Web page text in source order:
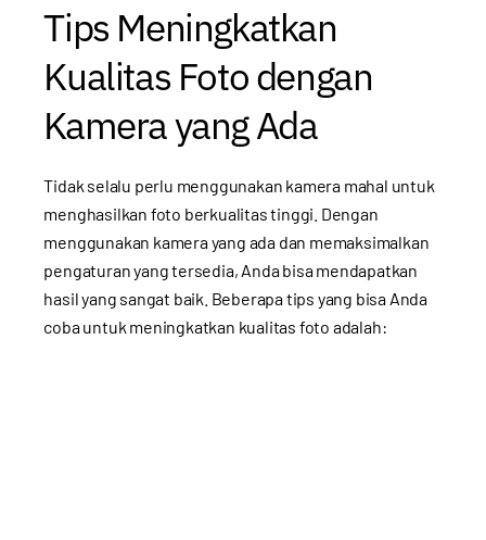
Tips Meningkatkan
Kualitas Foto dengan
Kamera yang Ada
Tidak selalu perlu menggunakan kamera mahal untuk
menghasilkan foto berkualitas tinggi. Dengan
menggunakan kamera yang ada dan memaksimalkan
pengaturan yang tersedia, Anda bisa mendapatkan
hasil yang sangat baik. Beberapa tips yang bisa Anda
coba untuk meningkatkan kualitas foto adalah: